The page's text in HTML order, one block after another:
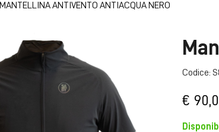
MANTELLINA ANTIVENTO ANTIACQUA NERO
Codice:
€